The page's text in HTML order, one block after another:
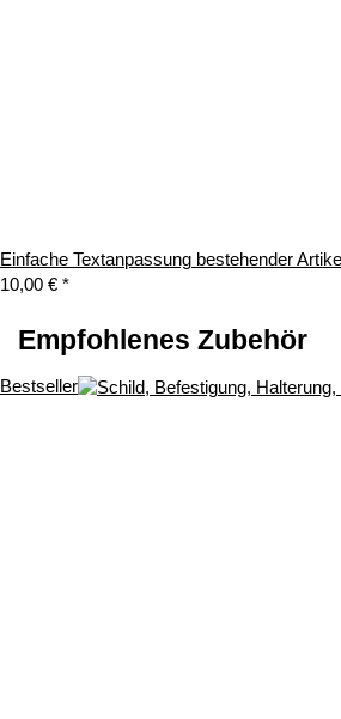
Einfache Textanpassung bestehender Artikel
10,00 € *
Empfohlenes Zubehör
Bestseller